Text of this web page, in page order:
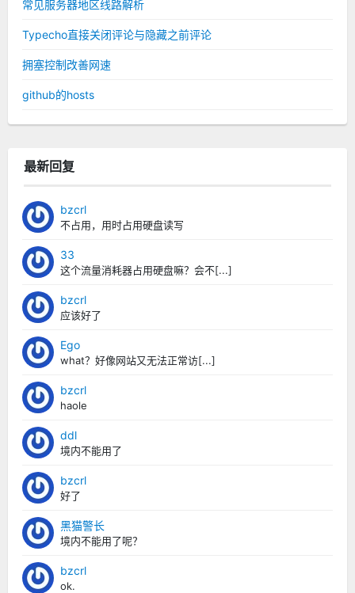
常见服务器地区线路解析
Typecho直接关闭评论与隐藏之前评论
拥塞控制改善网速
github的hosts
最新回复
bzcrl
不占用，用时占用硬盘读写
33
这个流量消耗器占用硬盘嘛？会不[...]
bzcrl
应该好了
Ego
what？好像网站又无法正常访[...]
bzcrl
haole
ddl
境内不能用了
bzcrl
好了
黑猫警长
境内不能用了呢？
bzcrl
ok.